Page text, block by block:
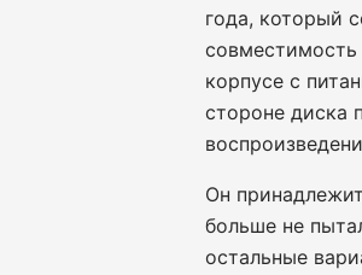
года, который
совместимость
корпусе с
стороне диска
Он
больше не
остальные